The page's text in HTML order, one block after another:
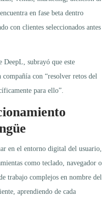
en fase beta dentro
con clientes seleccionados antes
subrayó que este
con “resolver retos del
para ello”.
en el entorno digital del usuario,
como teclado, navegador o
trabajo complejos en nombre del
aprendiendo de cada